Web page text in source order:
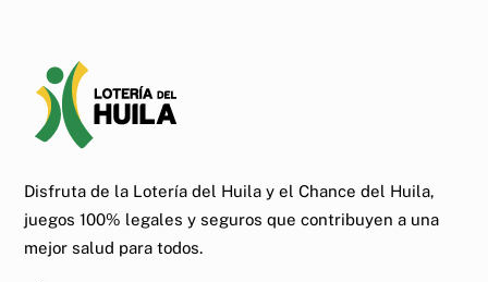
Disfruta de la Lotería del Huila y el Chance del Huila,
juegos 100% legales y seguros que contribuyen a una
mejor salud para todos.